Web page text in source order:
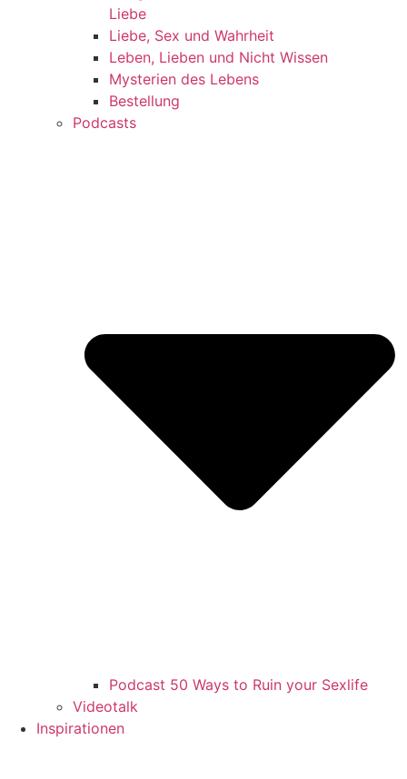
Liebe
Liebe, Sex und Wahrheit
Leben, Lieben und Nicht Wissen
Mysterien des Lebens
Bestellung
Podcasts
Podcast 50 Ways to Ruin your Sexlife
Videotalk
Inspirationen